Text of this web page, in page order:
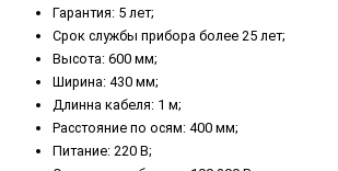
Гарантия: 5 лет;
Срок службы прибора более 25 лет;
Высота: 600 мм;
Ширина: 430 мм;
Длинна кабеля: 1 м;
Расстояние по осям: 400 мм;
Питание: 220 В;